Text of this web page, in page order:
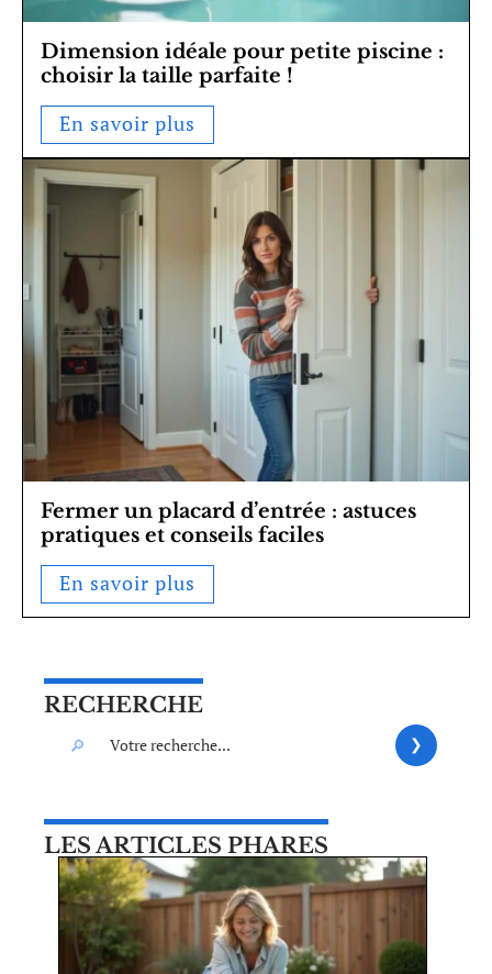
Dimension idéale pour petite piscine :
choisir la taille parfaite !
En savoir plus
Fermer un placard d’entrée : astuces
pratiques et conseils faciles
En savoir plus
RECHERCHE
LES ARTICLES PHARES